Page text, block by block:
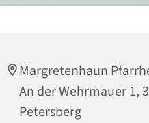
Margretenhaun
An der Wehrmauer 1,
Petersberg